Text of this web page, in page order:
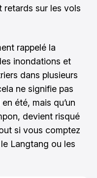
retards sur les vols
rappelé la
inondations et
dans plusieurs
ne signifie pas
été, mais qu’un
devient risqué
si vous comptez
Langtang ou les